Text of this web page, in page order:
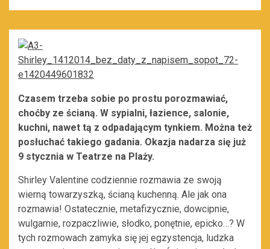
Czasem trzeba sobie po prostu porozmawiać,
choćby ze ścianą. W sypialni, łazience, salonie,
kuchni, nawet tą z odpadającym tynkiem. Można też
posłuchać takiego gadania. Okazja nadarza się już
9 stycznia w Teatrze na Plaży.
Shirley Valentine codziennie rozmawia ze swoją
wierną towarzyszką, ścianą kuchenną. Ale jak ona
rozmawia! Ostatecznie, metafizycznie, dowcipnie,
wulgarnie, rozpaczliwie, słodko, ponętnie, epicko…? W
tych rozmowach zamyka się jej egzystencja, ludzka